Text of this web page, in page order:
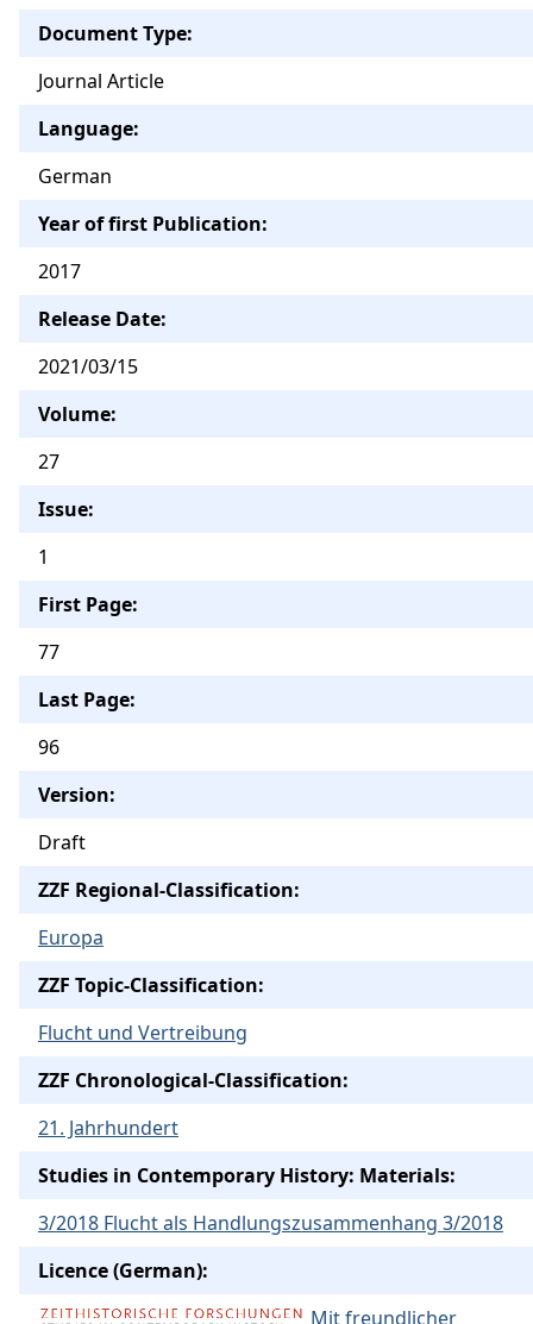
Document Type:
Journal Article
Language:
German
Year of first Publication:
2017
Release Date:
2021/03/15
Volume:
27
Issue:
1
First Page:
77
Last Page:
96
Version:
Draft
ZZF Regional-Classification:
Europa
ZZF Topic-Classification:
Flucht und Vertreibung
ZZF Chronological-Classification:
21. Jahrhundert
Studies in Contemporary History: Materials:
3/2018 Flucht als Handlungszusammenhang 3/2018
Licence (German):
Mit freundlicher